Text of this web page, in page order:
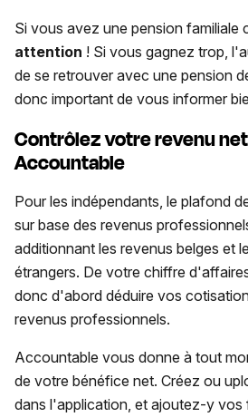
Si vous avez une pension familiale
attention ! Si vous gagnez trop,
de se retrouver avec une pension
donc important de vous informer
Contrôlez votre revenu
Accountable
Pour les indépendants, le plafond
sur base des revenus
additionnant les revenus belges et
étrangers. De votre chiffre
donc d'abord déduire vos
revenus professionnels.
Accountable vous donne à tout
de votre bénéfice net. Créez ou
dans l'application, et ajoutez-y vos